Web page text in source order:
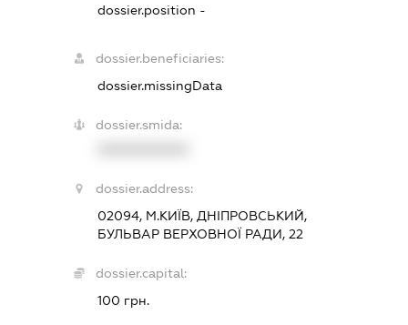
dossier.position -
dossier.beneficiaries:
dossier.missingData
dossier.smida:
dossier.address:
02094, М.КИЇВ, ДНІПРОВСЬКИЙ,
БУЛЬВАР ВЕРХОВНОЇ РАДИ, 22
dossier.capital:
100 грн.